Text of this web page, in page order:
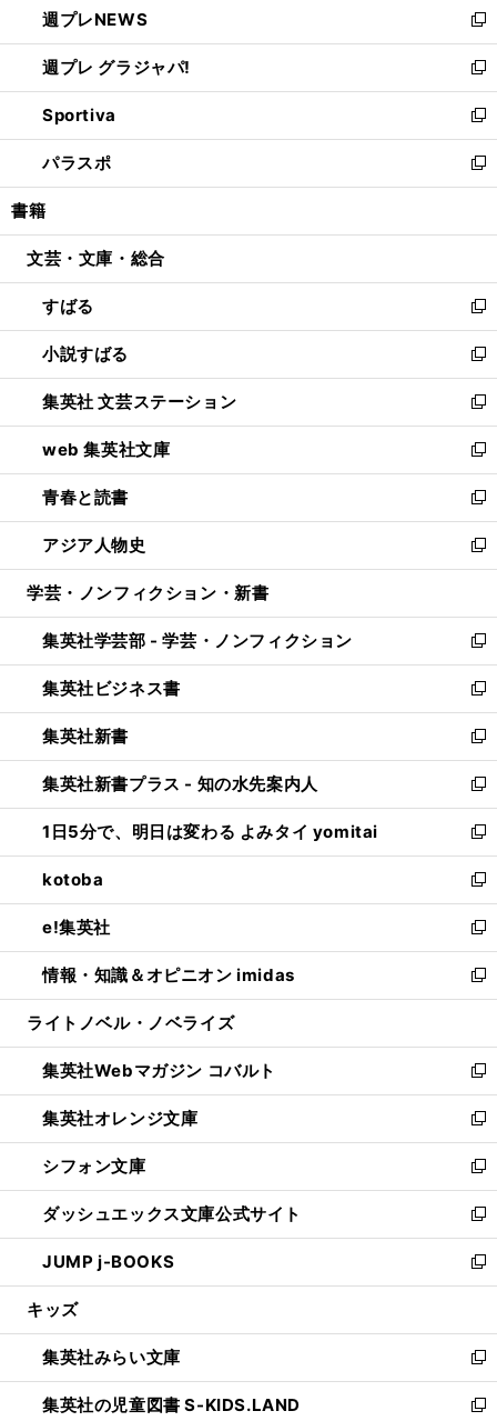
く
で
開
く
ド
ウ
で
開
く
い
ウ
ィ
ン
ド
ウ
で
開
週プレNEWS
新
し
い
ウ
ィ
ン
ド
ウ
開
週プレ グラジャパ!
新
し
い
ウ
ィ
ン
ウ
開
く
Sportiva
新
し
い
ウ
ン
ウ
で
開
く
パラスポ
新
し
ウ
ン
ド
ウ
で
開
く
書籍
文芸・文庫・総合
すばる
新
し
い
ウ
ィ
ン
ド
ウ
で
開
く
小説すばる
新
し
い
ウ
ィ
ン
ド
ウ
で
開
集英社 文芸ステーション
新
し
い
ウ
ィ
ン
ド
ウ
開
く
web 集英社文庫
新
し
い
ウ
ィ
ン
ウ
で
開
く
青春と読書
新
し
い
ウ
ン
ド
ウ
で
開
く
アジア人物史
新
し
ウ
ィ
ン
ド
ウ
で
開
く
学芸・ノンフィクション・新書
集英社学芸部 - 学芸・ノンフィクション
新
し
い
ウ
ィ
ン
ド
ウ
で
開
く
集英社ビジネス書
新
し
い
ウ
ィ
ン
ド
ウ
で
開
く
集英社新書
新
し
い
ウ
ィ
ン
ド
ウ
で
開
く
集英社新書プラス - 知の水先案内人
新
し
い
ウ
ィ
ン
ド
ウ
で
開
1日5分で、明日は変わる よみタイ yomitai
新
し
い
ウ
ィ
ン
ド
ウ
開
く
kotoba
新
し
い
ウ
ィ
ン
ウ
で
開
く
e!集英社
新
し
い
ウ
ン
ド
ウ
で
開
く
情報・知識＆オピニオン imidas
新
し
ウ
ィ
ン
ド
ウ
で
開
く
ライトノベル・ノベライズ
集英社Webマガジン コバルト
新
し
い
ウ
ィ
ン
ド
ウ
で
開
集英社オレンジ文庫
新
し
い
ウ
ィ
ン
ド
ウ
開
く
シフォン文庫
新
し
い
ウ
ィ
ン
ウ
で
開
く
ダッシュエックス文庫公式サイト
新
し
い
ウ
ン
ド
ウ
で
JUMP j-BOOKS
新
し
ウ
ィ
ン
ド
キッズ
集英社みらい文庫
新
し
い
集英社の児童図書 S-KIDS.LAND
新